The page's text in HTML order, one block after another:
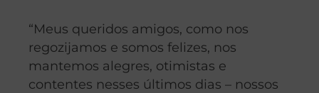
“Meus queridos amigos, como nos
regozijamos e somos felizes, nos
mantemos alegres, otimistas e
contentes nesses últimos dias – nossos